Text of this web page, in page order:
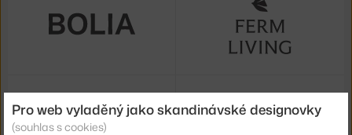
Pro web vyladěný jako skandinávské designovky
(souhlas s cookies)